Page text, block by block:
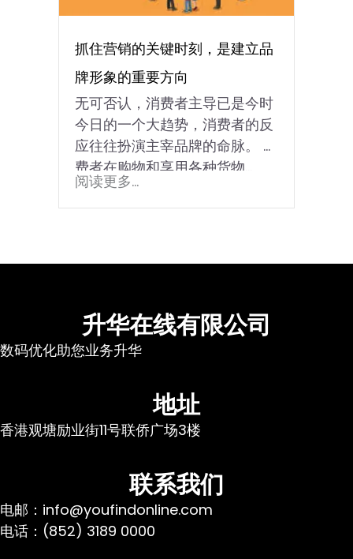
抓住营销的关键时刻，是建立品
牌形象的重要方向
无可否认，消费者主导已是今时
今日的一个大趋势，消费者的反
应往往扮演主宰品牌的命脉。 消
费者在购物和享用各种货物...
阅读更多...
升华在线有限公司
数码优化助您业务升华
地址
香港观塘励业街11号联侨广场3楼
联系我们
电邮：info@youfindonline.com
电话：(852) 3189 0000